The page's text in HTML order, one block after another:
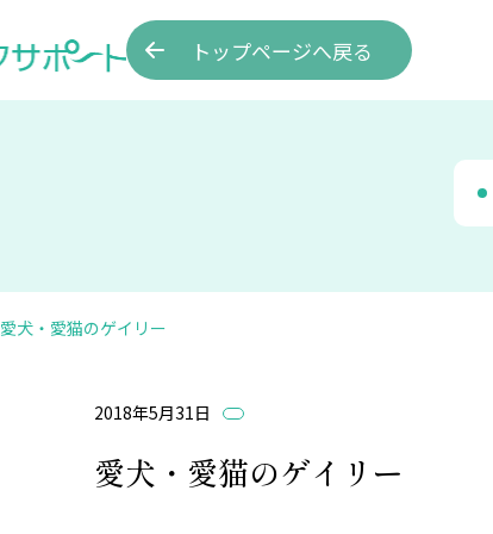
トップページへ戻る
愛犬・愛猫のゲイリー
2018年5月31日
愛犬・愛猫のゲイリー